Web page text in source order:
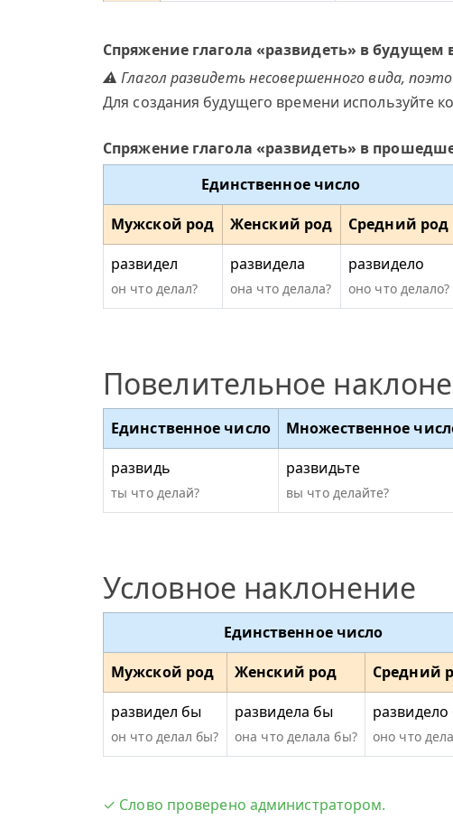
Спряжение глагола «развидеть» в будущем
⚠ Глагол развидеть несовершенного вида,
Для создания будущего времени используйте
Спряжение глагола «развидеть» в
Единственное число
Мужской род Женский род
Средний род
развидел
он что делал?
развидела
она что делала?
развидело
оно что делало?
Повелительное
Единственное число
Множественное
развидь
ты что делай?
развидьте
вы что делайте?
Условное наклонение
Единственное число
Мужской род Женский род
Средний
развидел бы
он что делал бы?
развидела бы
она что делала бы? оно что
✓ Слово проверено администратором.